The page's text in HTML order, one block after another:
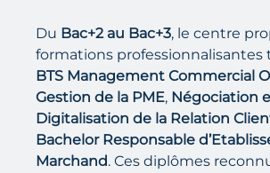
Du Bac+2 au Bac+3, le centre
formations professionnalisantes
BTS Management Commercial
Gestion de la PME, Négociation
Digitalisation de la Relation
Bachelor Responsable
Marchand. Ces diplômes